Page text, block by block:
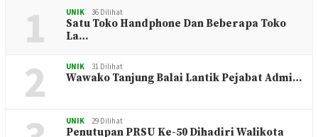
1 UNIK 36 Dilihat
Satu Toko Handphone Dan Beberapa Toko
La…
2 UNIK 31 Dilihat
Wawako Tanjung Balai Lantik Pejabat Admi…
UNIK 29 Dilihat
Penutupan PRSU Ke-50 Dihadiri Walikota